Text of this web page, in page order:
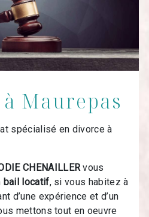
Maurepas
spécialisé en divorce à
CHENAILLERvous
bail locatif, si vous habitez à
d’une expérience et d’un
mettons tout en oeuvre